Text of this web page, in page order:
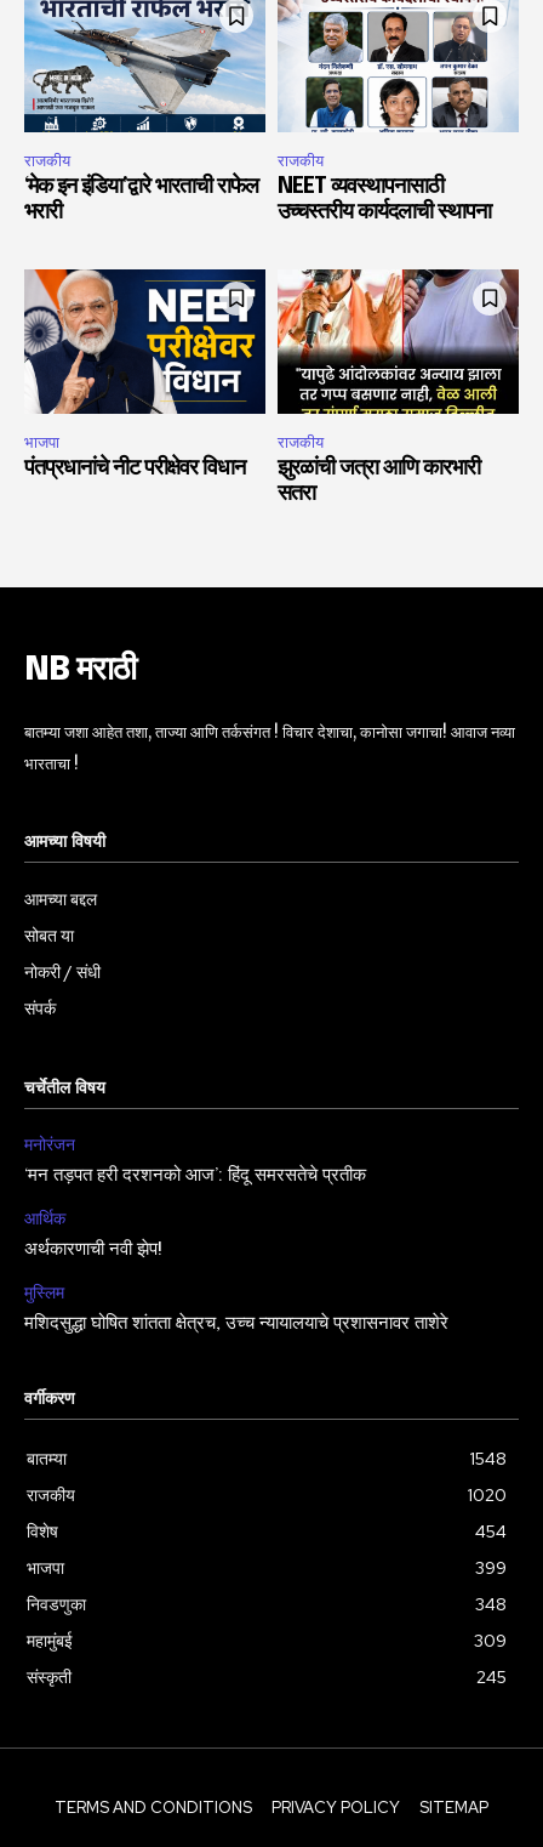
राजकीय
‘मेक इन इंडिया’द्वारे भारताची राफेल
भरारी
राजकीय
NEET व्यवस्थापनासाठी
उच्चस्तरीय कार्यदलाची स्थापना
भाजपा
पंतप्रधानांचे नीट परीक्षेवर विधान
राजकीय
झुरळांची जत्रा आणि कारभारी
सतरा
NB मराठी
बातम्या जशा आहेत तशा, ताज्या आणि तर्कसंगत ! विचार देशाचा, कानोसा जगाचा! आवाज नव्या
भारताचा !
आमच्या विषयी
आमच्या बद्दल
सोबत या
नोकरी / संधी
संपर्क
चर्चेतील विषय
मनोरंजन
‘मन तड़पत हरी दरशनको आज’: हिंदू समरसतेचे प्रतीक
आर्थिक
अर्थकारणाची नवी झेप!
मुस्लिम
मशिदसुद्धा घोषित शांतता क्षेत्रच, उच्च न्यायालयाचे प्रशासनावर ताशेरे
वर्गीकरण
बातम्या
1548
राजकीय
1020
विशेष
454
भाजपा
399
निवडणुका
348
महामुंबई
309
संस्कृती
245
TERMS AND CONDITIONS PRIVACY POLICY SITEMAP